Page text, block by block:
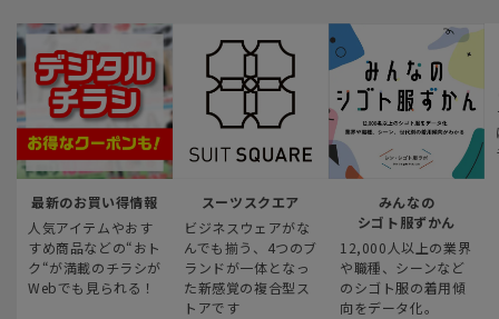
最新のお買い得情報
人気アイテムやおす
すめ商品などの“おト
ク“が満載のチラシが
Webでも見られる！
スーツスクエア
ビジネスウェアがな
んでも揃う、4つのブ
ランドが一体となっ
た新感覚の複合型ス
トアです
みんなの
シゴト服ずかん
12,000人以上の業界
や職種、シーンなど
のシゴト服の着用傾
向をデータ化。